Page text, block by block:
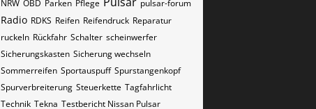
NRW OBD Parken Pflege pulsar-forum
Radio RDKS Reifen Reifendruck Reparatur
ruckeln Rückfahr Schalter scheinwerfer
Sicherungskasten Sicherung wechseln
Sommerreifen Sportauspuff Spurstangenkopf
Spurverbreiterung Steuerkette Tagfahrlicht
Technik Tekna Testbericht Nissan Pulsar